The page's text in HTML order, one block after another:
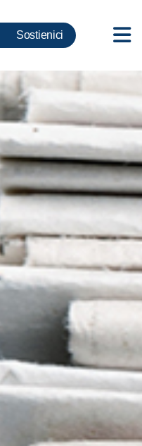
Sostienici